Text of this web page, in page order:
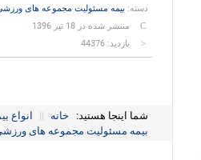
دسته: بیمه مسئولیت مجموعه های
منتشر شده در 18 تیر 1396
بازدید: 44376
شما اینجا هستید: خانه || انواع
بیمه مسئولیت مجموعه های